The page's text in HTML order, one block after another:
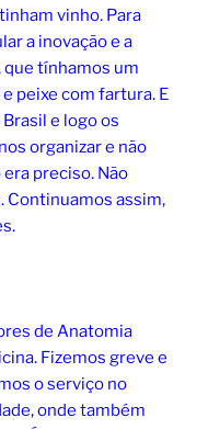
vinho. Para
a inovação e a
que tínhamos um
peixe com fartura. E
e logo os
organizar e não
preciso. Não
Continuamos assim,
de Anatomia
Fizemos greve e
o serviço no
onde também